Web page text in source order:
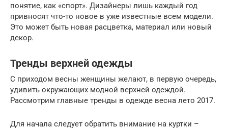
понятие, как «спорт». Дизайнеры лишь каждый год
привносят что-то новое в уже известные всем модели.
Это может быть новая расцветка, материал или новый
декор.
Тренды верхней одежды
С приходом весны женщины желают, в первую очередь,
удивить окружающих модной верхней одеждой.
Рассмотрим главные тренды в одежде весна лето 2017.
Для начала следует обратить внимание на куртки –